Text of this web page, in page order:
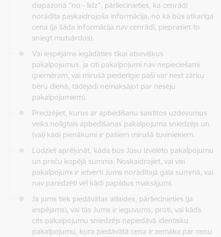
diapazonā “no - līdz”, pārliecinieties, ka cenrādī
norādīta paskaidrojoša informācija, no kā būs atkarīga
cena (ja šāda informācija nav cenrādī, pieprasiet to
sniegt mutvārdos).
Vai iespējams iegādāties tikai atsevišķus
pakalpojumus, ja citi pakalpojumi nav nepieciešami
(piemēram, vai mirušā piederīgie paši var nest zārku
bēru dienā, tādējādi nemaksājot par nesēju
pakalpojumiem).
Precizējiet, kurus ar apbedīšanu saistītos uzdevumus
veiks nolīgtais apbedīšanas pakalpojuma sniedzējs un
(vai) kādi pienākumi ir pašiem mirušā tuviniekiem.
Lūdziet aprēķināt, kāda būs Jūsu izvēlēto pakalpojumu
un preču kopējā summa. Noskaidrojiet, vai visi
pakalpojumi ir ietverti Jums norādītajā gala summā, vai
nav paredzēti vēl kādi papildus maksājumi.
Ja jums tiek piedāvātas atlaides, pārliecinieties (ja
iespējams), vai tās Jums ir ieguvums, proti, vai kāds
cits pakalpojumu sniedzējs nepiedāvā identisku
pakalpojumu, kura piedāvātā cena ir zemāka par cenu